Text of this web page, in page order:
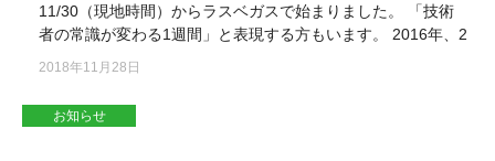
11/30（現地時間）からラスベガスで始まりました。 「技術
者の常識が変わる1週間」と表現する方もいます。 2016年、2
2018年11月28日
お知らせ